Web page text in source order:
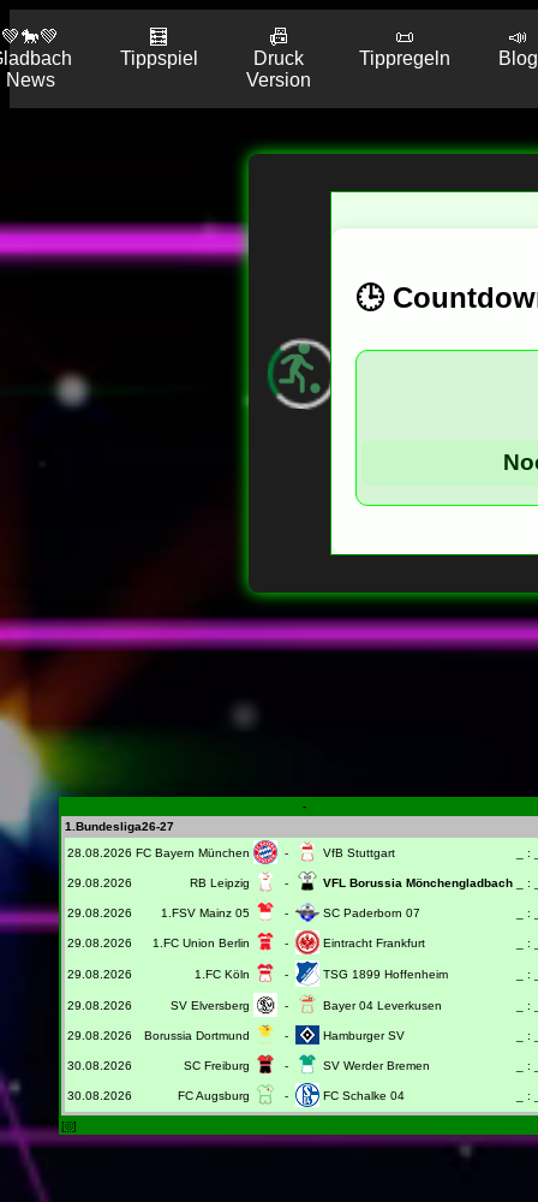
💚🐎💚
News
🧮
Tippspiel
📠
Druck
Version
📜
Tippregeln
📣
Blog
-
1.Bundesliga26-27
28.08.2026 FC Bayern München - VfB Stuttgart _ :
29.08.2026 RB Leipzig - VFL Borussia Mönchengladbach _ :
29.08.2026 1.FSV Mainz 05 - SC Paderborn 07 _ :
29.08.2026 1.FC Union Berlin - Eintracht Frankfurt _ :
29.08.2026 1.FC Köln - TSG 1899 Hoffenheim _ :
29.08.2026 SV Elversberg - Bayer 04 Leverkusen _ :
29.08.2026 Borussia Dortmund - Hamburger SV _ :
30.08.2026 SC Freiburg - SV Werder Bremen _ :
30.08.2026 FC Augsburg - FC Schalke 04 _ :
[©]